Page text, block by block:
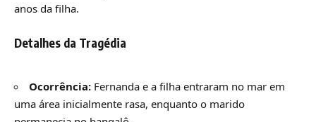
anos da filha.
Detalhes da Tragédia
Ocorrência: Fernanda e a filha entraram no mar em
uma área inicialmente rasa, enquanto o marido